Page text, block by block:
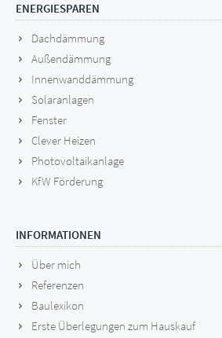
ENERGIESPAREN
Dachdämmung
Außendämmung
Innenwanddämmung
Solaranlagen
Fenster
Clever Heizen
Photovoltaikanlage
KfW Förderung
INFORMATIONEN
Über mich
Referenzen
Baulexikon
Erste Überlegungen zum Hauskauf